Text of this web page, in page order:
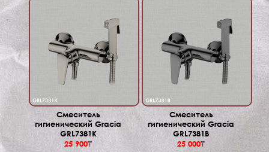
Смеситель
гигиенический Gracia
GRL7381K
25 900₸
Смеситель
гигиенический Gracia
GRL7381B
25 000₸